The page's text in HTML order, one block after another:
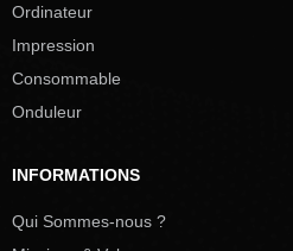
Ordinateur
Impression
Consommable
Onduleur
INFORMATIONS
Qui Sommes-nous ?